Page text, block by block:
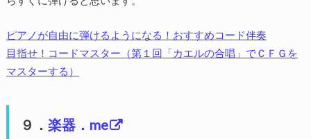
ピアノが自由に弾けるようになる！おすすめコード伴奏
目指せ！コードマスター（第１回「カエルの合唱」でＣＦＧを
マスターする）
９． 楽器．me